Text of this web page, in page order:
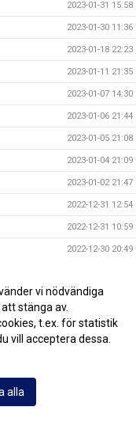
2023-01-31 15:58
2023-01-30 11:36
2023-01-18 22:23
2023-01-11 21:35
2023-01-07 14:30
2023-01-06 21:44
2023-01-05 21:08
2023-01-04 21:09
2023-01-02 21:47
2022-12-31 12:54
2022-12-31 10:59
2022-12-30 20:49
2022-12-29 13:14
2022-12-27 21:11
vi nödvändiga
stänga av.
t.ex. för statistik
vill acceptera dessa.
alla